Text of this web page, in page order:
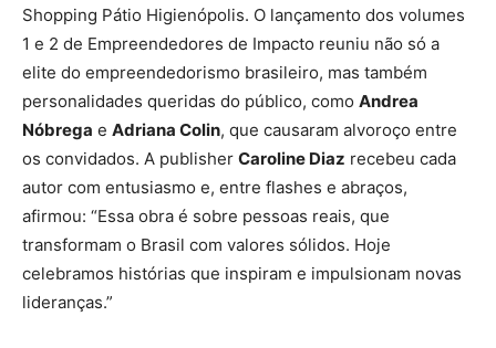
Shopping Pátio Higienópolis. O lançamento dos volumes
1 e 2 de Empreendedores de Impacto reuniu não só a
elite do empreendedorismo brasileiro, mas também
personalidades queridas do público, como Andrea
Nóbrega e Adriana Colin, que causaram alvoroço entre
os convidados. A publisher Caroline Diaz recebeu cada
autor com entusiasmo e, entre flashes e abraços,
afirmou: “Essa obra é sobre pessoas reais, que
transformam o Brasil com valores sólidos. Hoje
celebramos histórias que inspiram e impulsionam novas
lideranças.”